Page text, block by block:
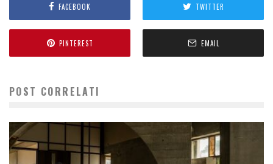
FACEBOOK TWITTER
PINTEREST EMAIL
POST CORRELATI